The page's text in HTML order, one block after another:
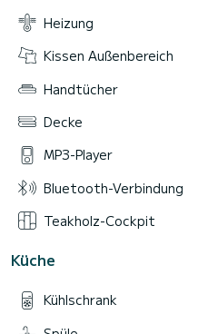
Heizung
Kissen Außenbereich
Handtücher
Decke
MP3-Player
Bluetooth-Verbindung
Teakholz-Cockpit
Küche
Kühlschrank